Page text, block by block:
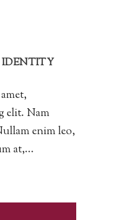
elit. Nam
enim leo,
at,...